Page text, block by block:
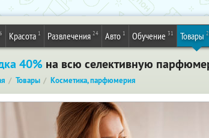
6 Красота 1 Развлечения 24 Авто 1 Обучение 31 Товары
40% на всю селективную
Товары Косметика, парфюмерия